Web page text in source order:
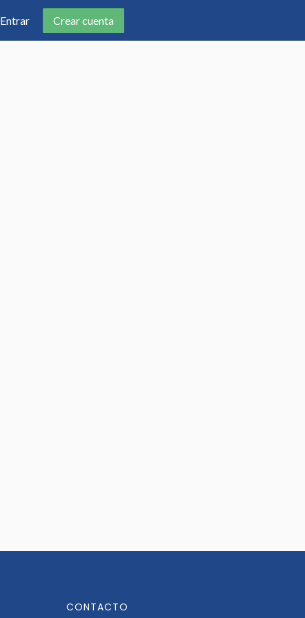
Entrar Crear cuenta
CONTACTO